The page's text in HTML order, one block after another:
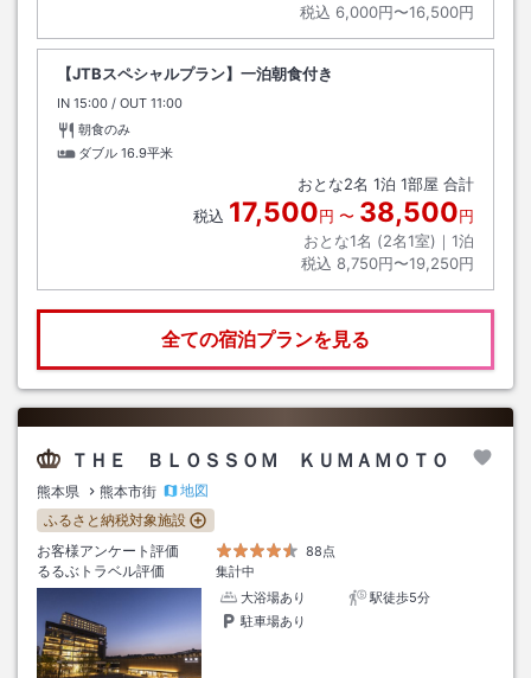
税込 6,000円〜16,500円
【JTBスペシャルプラン】一泊朝食付き
IN チェックイン
15:00 / OUT チェックアウト
11:00
朝食のみ
ダブル 16.9平米
おとな2名 1泊 1部屋 合計
税込 17,500円 〜 38,500円
おとな1名 (2名1室)｜ 1泊
税込 8,750円〜19,250円
全ての宿泊プランを見る
ＴＨＥ ＢＬＯＳＳＯＭ ＫＵＭＡＭＯＴＯ
熊本県 熊本市街
地図
ふるさと納税対象施設
お客様アンケート評価
88点
るるぶトラベル評価
集計中
大浴場あり
駅徒歩5分
駐車場あり